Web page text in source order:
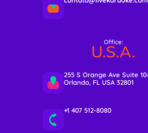
Office:
U.S.A.
255 S Orange Ave Suite
Orlando, FL USA 32801
+1 407 512-8080